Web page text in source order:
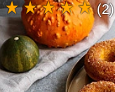
(2)